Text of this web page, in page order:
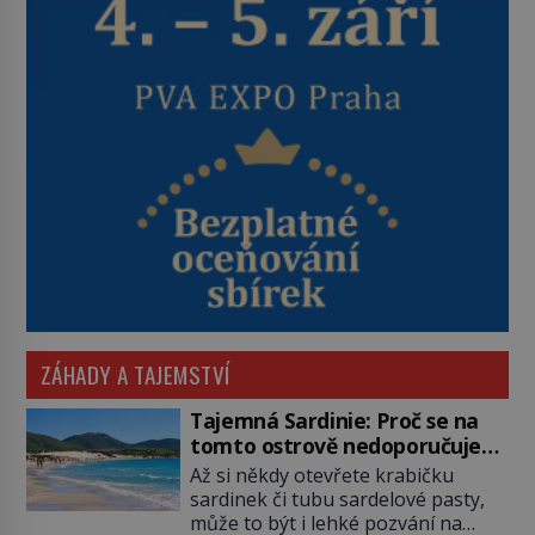
ZÁHADY A TAJEMSTVÍ
Tajemná Sardinie: Proč se na
tomto ostrově nedoporučuje
pytlovat „mořské brambory“?
Až si někdy otevřete krabičku
sardinek či tubu sardelové pasty,
může to být i lehké pozvání na